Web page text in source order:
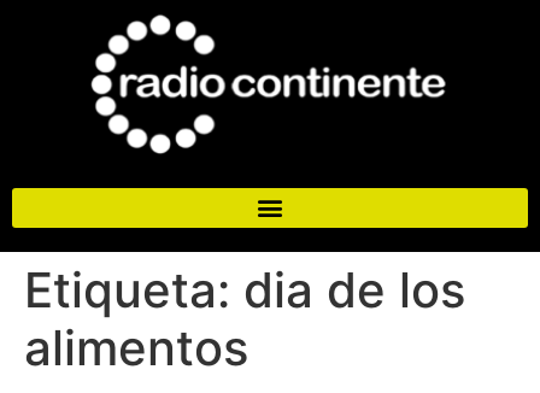
Etiqueta: dia de los
alimentos